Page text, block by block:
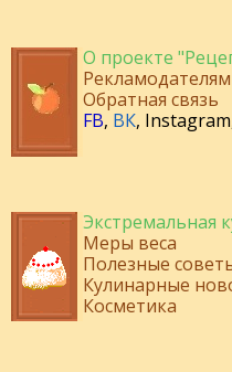
О проекте
Рекламодателям
Обратная связь
FB, ВК, Instagram
Экстремальная
Меры веса
Полезные
Кулинарные
Косметика